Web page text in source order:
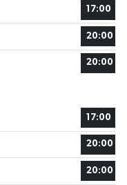
17:00
20:00
20:00
17:00
20:00
20:00